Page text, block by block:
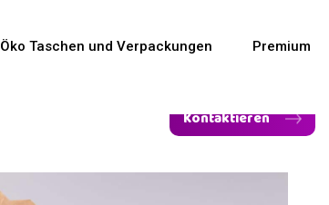
Öko Taschen und Verpackungen Premium
Kontaktieren